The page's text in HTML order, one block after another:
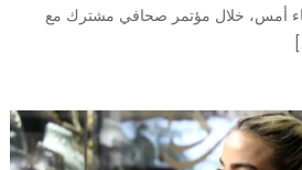
أمس، خلال مؤتمر صحافي مشترك مع